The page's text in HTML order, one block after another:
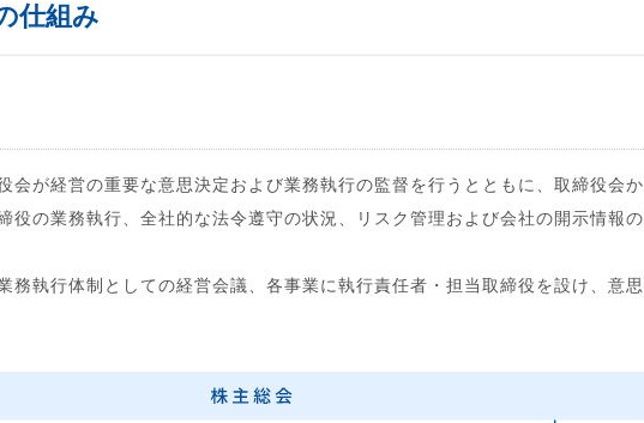
仕組み
会が経営の重要な意思決定および業務執行の監督を行うとともに、取締役会
役の業務執行、全社的な法令遵守の状況、リスク管理および会社の開示情報
務執行体制としての経営会議、各事業に執行責任者・担当取締役を設け、意